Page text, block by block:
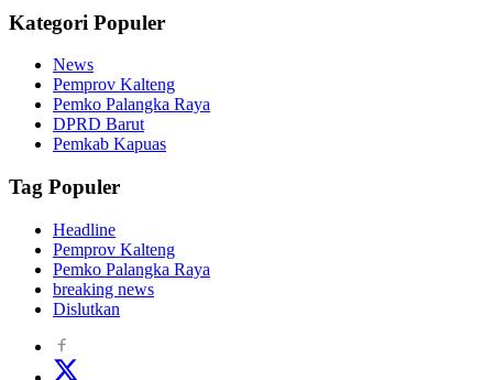
Kategori Populer
News
Pemprov Kalteng
Pemko Palangka Raya
DPRD Barut
Pemkab Kapuas
Tag Populer
Headline
Pemprov Kalteng
Pemko Palangka Raya
breaking news
Dislutkan